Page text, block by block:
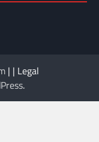
| | Legal
.